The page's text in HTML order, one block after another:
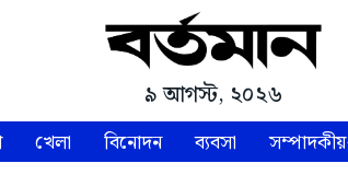
৯ আগস্ট, ২০২৬
খেলা বিনোদন ব্যবসা সম্পাদকীয়